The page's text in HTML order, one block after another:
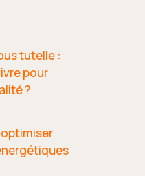
tutelle :
pour
?